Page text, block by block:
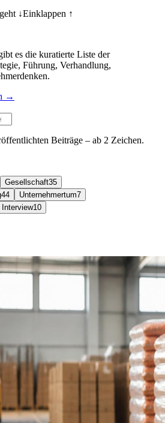
↓Einklappen ↑
es die kuratierte Liste der
Führung, Verhandlung,
→
Beiträge – ab 2 Zeichen.
Gesellschaft35
44 Unternehmertum7
Interview10